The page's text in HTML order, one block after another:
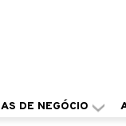
DE NEGÓCIO